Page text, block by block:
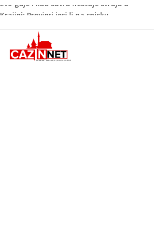
Ušao u dvorište i nasrnuo na 30-
zadržao do dolaska policije
Krajina: Teška saobraćajna nesreća,
vozilo završilo na krovu – policija i Hitna